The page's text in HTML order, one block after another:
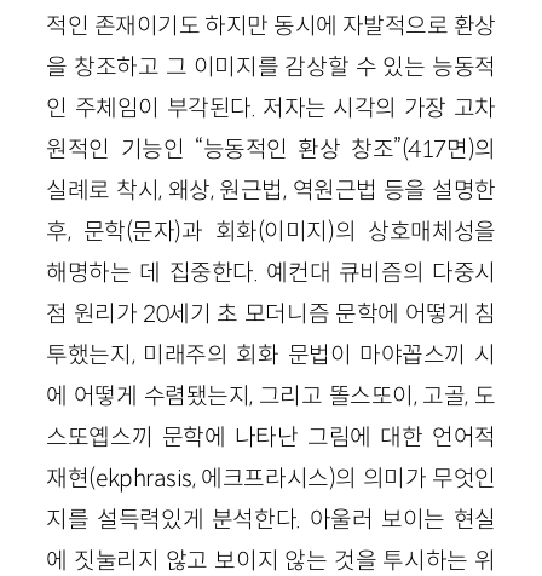
적인 존재이기도 하지만 동시에 자발적으로 환상
을 창조하고 그 이미지를 감상할 수 있는 능동적
인 주체임이 부각된다. 저자는 시각의 가장 고차
원적인 기능인 “능동적인 환상 창조”(417면)의
실례로 착시, 왜상, 원근법, 역원근법 등을 설명한
후, 문학(문자)과 회화(이미지)의 상호매체성을
해명하는 데 집중한다. 예컨대 큐비즘의 다중시
점 원리가 20세기 초 모더니즘 문학에 어떻게 침
투했는지, 미래주의 회화 문법이 마야꼽스끼 시
에 어떻게 수렴됐는지, 그리고 똘스또이, 고골, 도
스또옙스끼 문학에 나타난 그림에 대한 언어적
재현(ekphrasis, 에크프라시스)의 의미가 무엇인
지를 설득력있게 분석한다. 아울러 보이는 현실
에 짓눌리지 않고 보이지 않는 것을 투시하는 위